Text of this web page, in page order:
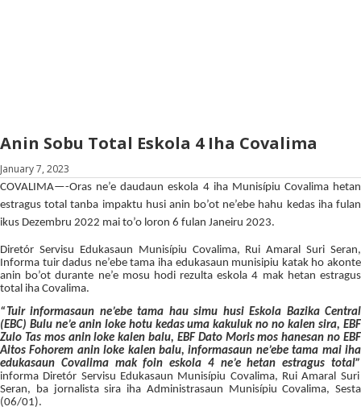
Anin Sobu Total Eskola 4 Iha Covalima
January 7, 2023
COVALIMA—-Oras ne’e daudaun eskola 4 iha Munisípiu Covalima hetan
estragus total tanba impaktu husi anin bo’ot ne’ebe hahu kedas iha fulan
ikus Dezembru 2022 mai to’o loron 6 fulan Janeiru 2023.
Diretór Servisu Edukasaun Munisípiu Covalima, Rui Amaral Suri Seran,
Informa tuir dadus ne’ebe tama iha edukasaun munisipiu katak ho akonte
anin bo’ot durante ne’e mosu hodi rezulta eskola 4 mak hetan estragus
total iha Covalima.
“Tuir informasaun ne’ebe tama hau simu husi Eskola Bazika Central
(EBC) Bulu ne’e anin loke hotu kedas uma kakuluk no no kalen sira, EBF
Zulo Tas mos anin loke kalen balu, EBF Dato Moris mos hanesan no EBF
Aitos Fohorem anin loke kalen balu, informasaun ne’ebe tama mai iha
edukasaun Covalima mak foin eskola 4 ne’e hetan estragus total”
informa Diretór Servisu Edukasaun Munisípiu Covalima, Rui Amaral Suri
Seran, ba jornalista sira iha Administrasaun Munisípiu Covalima, Sesta
(06/01).